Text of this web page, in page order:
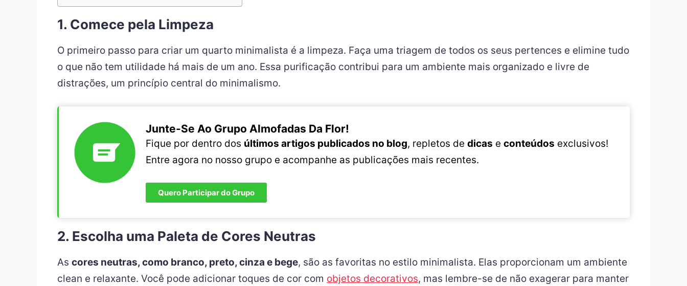
1. Comece pela Limpeza
O primeiro passo para criar um quarto minimalista é a limpeza. Faça uma triagem de todos os seus pertences e elimine tudo
o que não tem utilidade há mais de um ano. Essa purificação contribui para um ambiente mais organizado e livre de
distrações, um princípio central do minimalismo.
Junte-Se Ao Grupo Almofadas Da Flor!
Fique por dentro dos últimos artigos publicados no blog, repletos dedicas econteúdos exclusivos!
Entre agora no nosso grupo e acompanhe as publicações mais recentes.
Quero Participar do Grupo
2. Escolha uma Paleta de Cores Neutras
As cores neutras, como branco, preto, cinza e bege, são as favoritas no estilo minimalista. Elas proporcionam um ambiente
clean e relaxante. Você pode adicionar toques de cor com objetos decorativos, mas lembre-se de não exagerar para manter